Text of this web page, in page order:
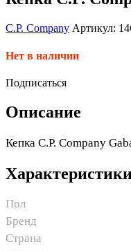
C.P. Company Артикул:
Нет в наличии
Подписаться
Описание
Кепка C.P. Company
Пол
Бренд
Страна